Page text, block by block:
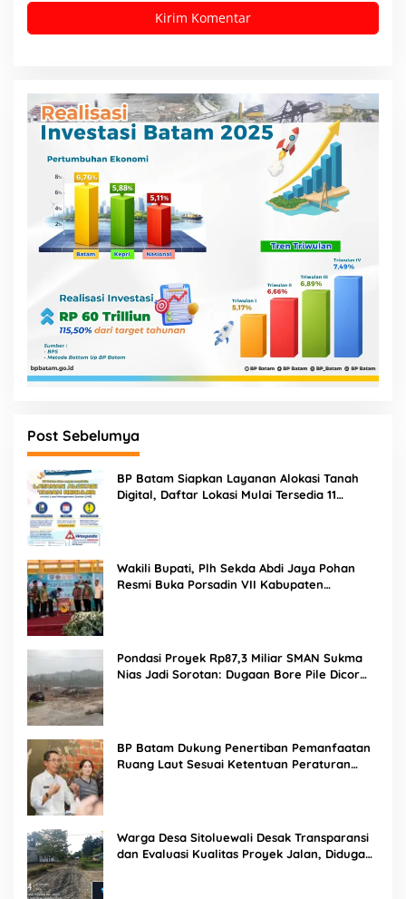
Post Sebelumya
BP Batam Siapkan Layanan Alokasi Tanah
Digital, Daftar Lokasi Mulai Tersedia 11
Wakili Bupati, Plh Sekda Abdi Jaya Pohan
Resmi Buka Porsadin VII Kabupaten
Pondasi Proyek Rp87,3 Miliar SMAN Sukma
Nias Jadi Sorotan: Dugaan Bore Pile Dicor
BP Batam Dukung Penertiban Pemanfaatan
Ruang Laut Sesuai Ketentuan Peraturan
Warga Desa Sitoluewali Desak Transparansi
dan Evaluasi Kualitas Proyek Jalan, Diduga